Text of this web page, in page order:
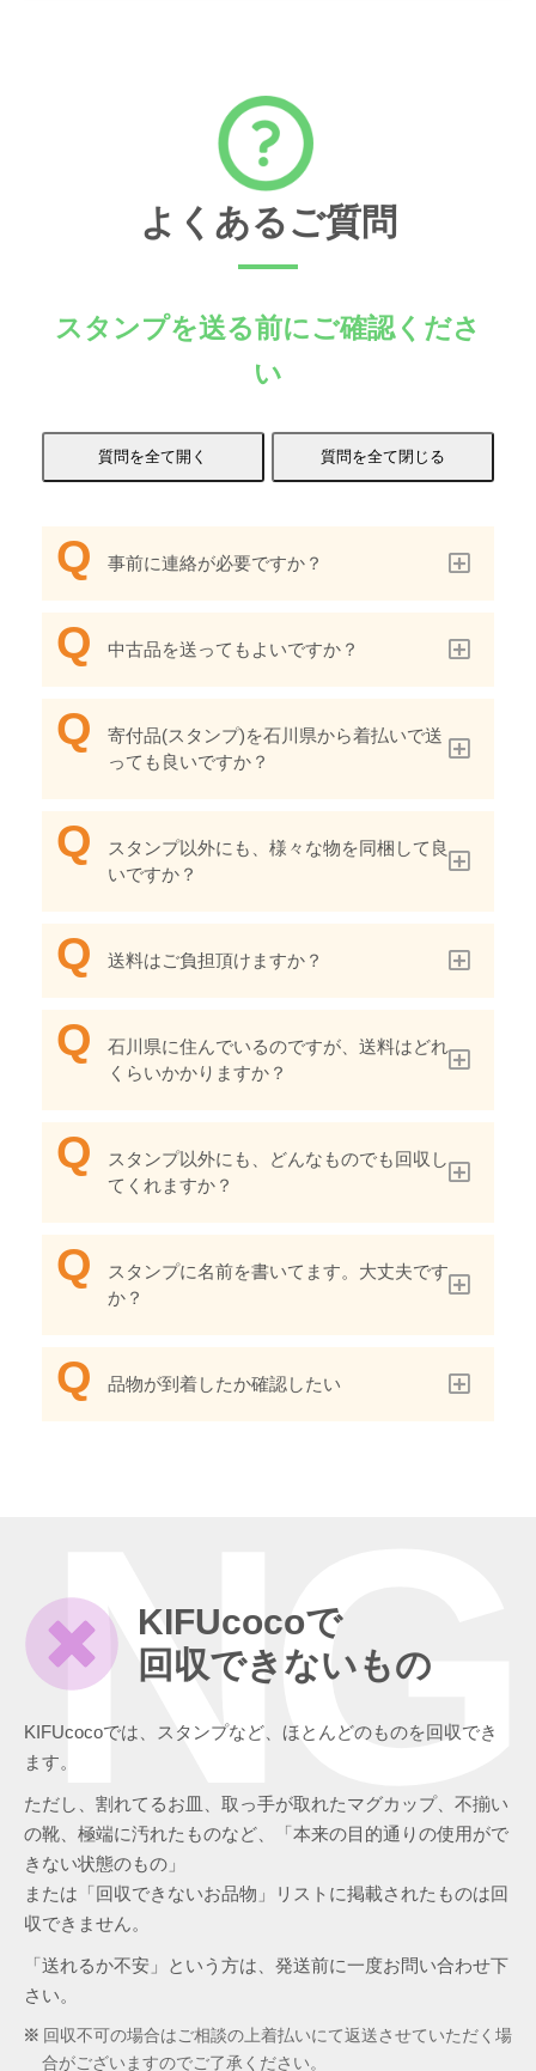
よくあるご質問
スタンプを送る前にご確認くださ
い
事前に連絡が必要ですか？
中古品を送ってもよいですか？
寄付品(スタンプ)を石川県から着払いで送
っても良いですか？
スタンプ以外にも、様々な物を同梱して良
いですか？
送料はご負担頂けますか？
石川県に住んでいるのですが、送料はどれ
くらいかかりますか？
スタンプ以外にも、どんなものでも回収し
てくれますか？
スタンプに名前を書いてます。大丈夫です
か？
品物が到着したか確認したい
KIFUcocoで
回収できないもの
KIFUcocoでは、スタンプなど、ほとんどのものを回収でき
ます。
ただし、割れてるお皿、取っ手が取れたマグカップ、不揃い
の靴、極端に汚れたものなど、「本来の目的通りの使用がで
きない状態のもの」
または「回収できないお品物」リストに掲載されたものは回
収できません。
「送れるか不安」という方は、発送前に一度お問い合わせ下
さい。
回収不可の場合はご相談の上着払いにて返送させていただく場
合がございますのでご了承ください。
NG